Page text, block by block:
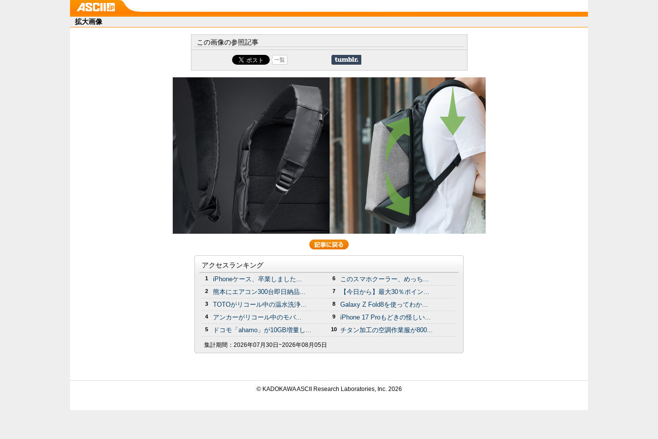
拡大画像
この画像の参照記事
一覧
アクセスランキング
1 iPhoneケース、卒業しました...
2 熊本にエアコン300台即日納品...
3 TOTOがリコール中の温水洗浄...
4 アンカーがリコール中のモバ...
5 ドコモ「ahamo」が10GB増量し...
6 このスマホクーラー、めっち...
7 【今日から】最大30％ポイン...
8 Galaxy Z Fold8を使ってわか...
9 iPhone 17 Proもどきの怪しい...
10 チタン加工の空調作業服が800...
集計期間： 2026年07月30日~2026年08月05日
© KADOKAWA ASCII Research Laboratories, Inc. 2026